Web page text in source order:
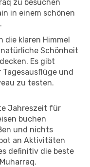
zu besuchen
in einem schönen
die klaren Himmel
Schönheit
Es gibt
und
zu testen.
Jahreszeit für
buchen
und nichts
an Aktivitäten
definitiv die beste